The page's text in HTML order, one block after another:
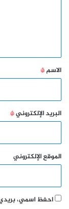
*
الاسم*
البريد الإلكتروني*
الموقع الإلكتروني
احفظ اسمي، بريدي